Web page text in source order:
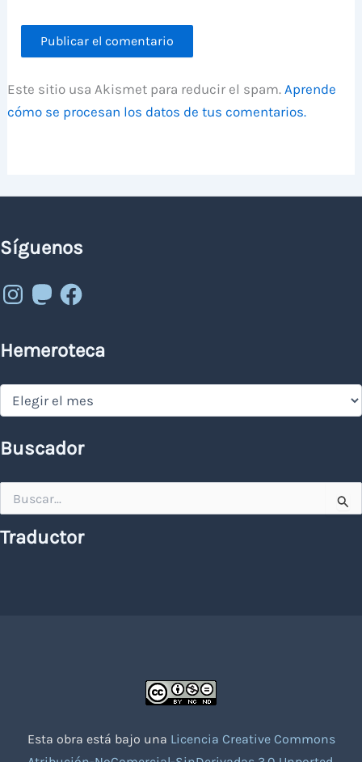
Este sitio usa Akismet para reducir el spam.Aprende
cómo se procesan los datos de tus comentarios.
Síguenos
Instagram
MastodonFacebook
Hemeroteca
Hemeroteca
Buscador
por:
Traductor
Esta obra está bajo una Licencia Creative Commons